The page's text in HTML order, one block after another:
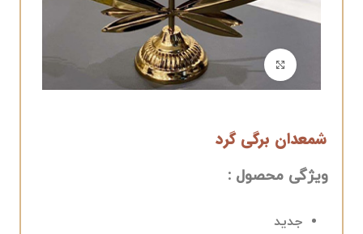
برای بزرگنمایی کلیک کنید
شمعدان برگی گرد
ویژگی محصول :
جدید